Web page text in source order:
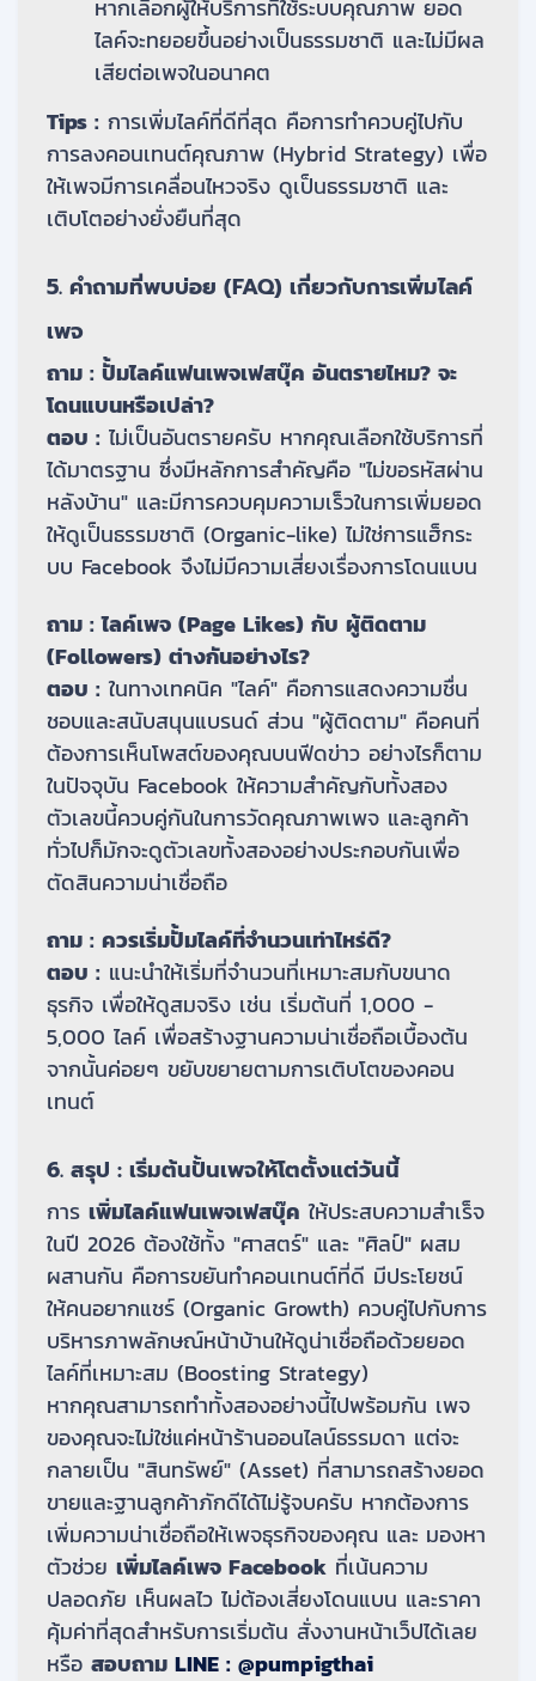
หากเลือกผู้ให้บริการที่ใช้ระบบคุณภาพ ยอด
ไลค์จะทยอยขึ้นอย่างเป็นธรรมชาติ และไม่มีผล
เสียต่อเพจในอนาคต
Tips : การเพิ่มไลค์ที่ดีที่สุด คือการทำควบคู่ไปกับ
การลงคอนเทนต์คุณภาพ (Hybrid Strategy) เพื่อ
ให้เพจมีการเคลื่อนไหวจริง ดูเป็นธรรมชาติ และ
เติบโตอย่างยั่งยืนที่สุด
5. คำถามที่พบบ่อย (FAQ) เกี่ยวกับการเพิ่มไลค์
เพจ
ถาม : ปั้มไลค์แฟนเพจเฟสบุ๊ค อันตรายไหม? จะ
โดนแบนหรือเปล่า?
ตอบ : ไม่เป็นอันตรายครับ หากคุณเลือกใช้บริการที่
ได้มาตรฐาน ซึ่งมีหลักการสำคัญคือ "ไม่ขอรหัสผ่าน
หลังบ้าน" และมีการควบคุมความเร็วในการเพิ่มยอด
ให้ดูเป็นธรรมชาติ (Organic-like) ไม่ใช่การแฮ็กระ
บบ Facebook จึงไม่มีความเสี่ยงเรื่องการโดนแบน
ถาม : ไลค์เพจ (Page Likes) กับ ผู้ติดตาม
(Followers) ต่างกันอย่างไร?
ตอบ : ในทางเทคนิค "ไลค์" คือการแสดงความชื่น
ชอบและสนับสนุนแบรนด์ ส่วน "ผู้ติดตาม" คือคนที่
ต้องการเห็นโพสต์ของคุณบนฟีดข่าว อย่างไรก็ตาม
ในปัจจุบัน Facebook ให้ความสำคัญกับทั้งสอง
ตัวเลขนี้ควบคู่กันในการวัดคุณภาพเพจ และลูกค้า
ทั่วไปก็มักจะดูตัวเลขทั้งสองอย่างประกอบกันเพื่อ
ตัดสินความน่าเชื่อถือ
ถาม : ควรเริ่มปั้มไลค์ที่จำนวนเท่าไหร่ดี?
ตอบ : แนะนำให้เริ่มที่จำนวนที่เหมาะสมกับขนาด
ธุรกิจ เพื่อให้ดูสมจริง เช่น เริ่มต้นที่ 1,000 -
5,000 ไลค์ เพื่อสร้างฐานความน่าเชื่อถือเบื้องต้น
จากนั้นค่อยๆ ขยับขยายตามการเติบโตของคอน
เทนต์
6. สรุป : เริ่มต้นปั้นเพจให้โตตั้งแต่วันนี้
การ เพิ่มไลค์แฟนเพจเฟสบุ๊ค ให้ประสบความสำเร็จ
ในปี 2026 ต้องใช้ทั้ง "ศาสตร์" และ "ศิลป์" ผสม
ผสานกัน คือการขยันทำคอนเทนต์ที่ดี มีประโยชน์
ให้คนอยากแชร์ (Organic Growth) ควบคู่ไปกับการ
บริหารภาพลักษณ์หน้าบ้านให้ดูน่าเชื่อถือด้วยยอด
ไลค์ที่เหมาะสม (Boosting Strategy)
หากคุณสามารถทำทั้งสองอย่างนี้ไปพร้อมกัน เพจ
ของคุณจะไม่ใช่แค่หน้าร้านออนไลน์ธรรมดา แต่จะ
กลายเป็น "สินทรัพย์" (Asset) ที่สามารถสร้างยอด
ขายและฐานลูกค้าภักดีได้ไม่รู้จบครับ หากต้องการ
เพิ่มความน่าเชื่อถือให้เพจธุรกิจของคุณ และ มองหา
ตัวช่วย เพิ่มไลค์เพจ Facebook ที่เน้นความ
ปลอดภัย เห็นผลไว ไม่ต้องเสี่ยงโดนแบน และราคา
คุ้มค่าที่สุดสำหรับการเริ่มต้น สั่งงานหน้าเว็ปได้เลย
หรือ สอบถาม LINE : @pumpigthai